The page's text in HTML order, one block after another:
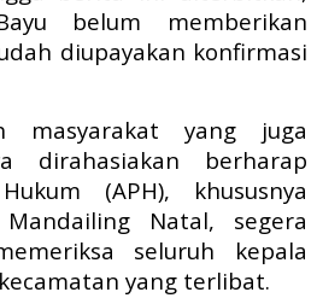
belum memberikan
diupayakan konfirmasi
masyarakat yang juga
dirahasiakan berharap
(APH), khususnya
Natal, segera
seluruh kepala
yang terlibat.